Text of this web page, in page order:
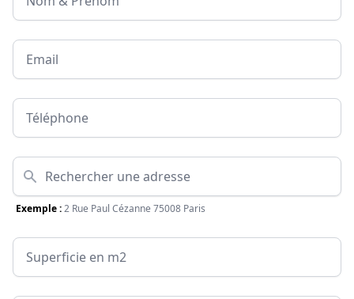
Email
Téléphone
Adresse
Exemple :2 Rue Paul Cézanne 75008 Paris
Surface